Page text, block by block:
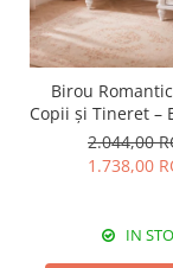
Birou
Copii și Tineret –
Funcționalitate,
cm
2.044,00
1.738,00
IN